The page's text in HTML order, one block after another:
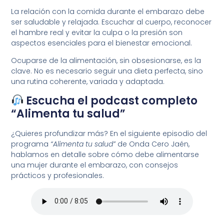
La relación con la comida durante el embarazo debe
ser saludable y relajada. Escuchar al cuerpo, reconocer
el hambre real y evitar la culpa o la presión son
aspectos esenciales para el bienestar emocional.
Ocuparse de la alimentación, sin obsesionarse, es la
clave. No es necesario seguir una dieta perfecta, sino
una rutina coherente, variada y adaptada.
Escucha el podcast completo
“Alimenta tu salud”
¿Quieres profundizar más? En el siguiente episodio del
programa “Alimenta tu salud”de Onda Cero Jaén,
hablamos en detalle sobre cómo debe alimentarse
una mujer durante el embarazo, con consejos
prácticos y profesionales.